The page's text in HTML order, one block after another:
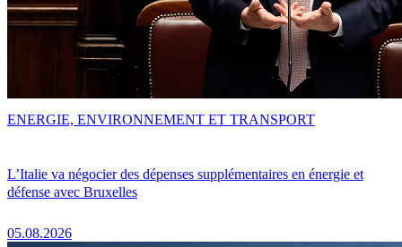
L’Italie va négocier des dépenses supplémentaires en énergie et
défense avec Bruxelles
05.08.2026
ENERGIE, ENVIRONNEMENT ET TRANSPORT